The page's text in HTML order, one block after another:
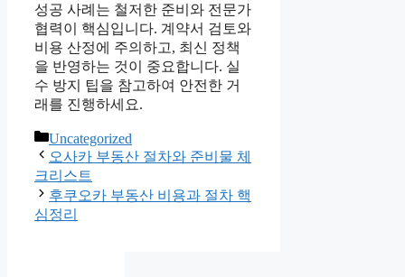
성공 사례는 철저한 준비와 전문가
협력이 핵심입니다. 계약서 검토와
비용 산정에 주의하고, 최신 정책
을 반영하는 것이 중요합니다. 실
수 방지 팁을 참고하여 안전한 거
래를 진행하세요.
Categories
Uncategorized
오사카 부동산 절차와 준비물 체
크리스트
후쿠오카 부동산 비용과 절차 핵
심정리